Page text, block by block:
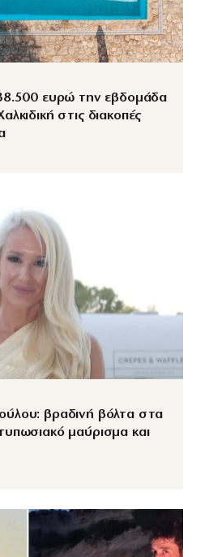
ευρώ την εβδομάδα
στις διακοπές
βραδινή βόλτα στα
μαύρισμα και